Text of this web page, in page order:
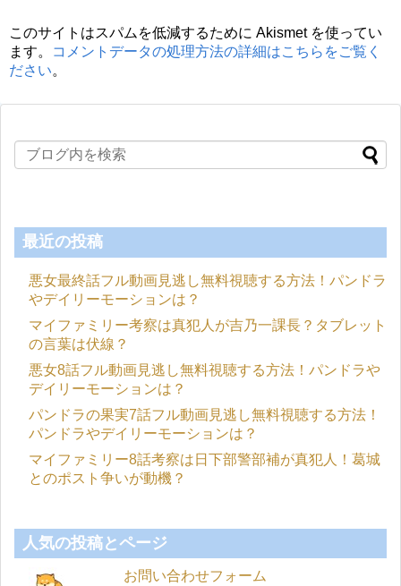
このサイトはスパムを低減するために Akismet を使ってい
ます。
コメントデータの処理方法の詳細はこちらをご覧く
ださい。
最近の投稿
悪女最終話フル動画見逃し無料視聴する方法！パンドラ
やデイリーモーションは？
マイファミリー考察は真犯人が吉乃一課長？タブレット
の言葉は伏線？
悪女8話フル動画見逃し無料視聴する方法！パンドラや
デイリーモーションは？
パンドラの果実7話フル動画見逃し無料視聴する方法！
パンドラやデイリーモーションは？
マイファミリー8話考察は日下部警部補が真犯人！葛城
とのポスト争いが動機？
人気の投稿とページ
お問い合わせフォーム